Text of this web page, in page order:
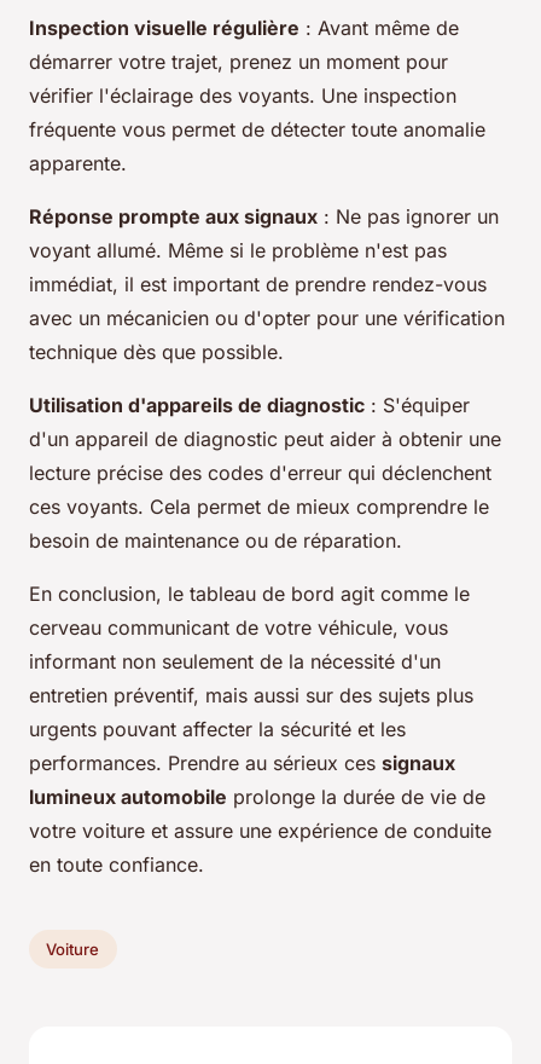
Inspection visuelle régulière : Avant même de
démarrer votre trajet, prenez un moment pour
vérifier l'éclairage des voyants. Une inspection
fréquente vous permet de détecter toute anomalie
apparente.
Réponse prompte aux signaux : Ne pas ignorer un
voyant allumé. Même si le problème n'est pas
immédiat, il est important de prendre rendez-vous
avec un mécanicien ou d'opter pour une vérification
technique dès que possible.
Utilisation d'appareils de diagnostic : S'équiper
d'un appareil de diagnostic peut aider à obtenir une
lecture précise des codes d'erreur qui déclenchent
ces voyants. Cela permet de mieux comprendre le
besoin de maintenance ou de réparation.
En conclusion, le tableau de bord agit comme le
cerveau communicant de votre véhicule, vous
informant non seulement de la nécessité d'un
entretien préventif, mais aussi sur des sujets plus
urgents pouvant affecter la sécurité et les
performances. Prendre au sérieux ces signaux
lumineux automobile prolonge la durée de vie de
votre voiture et assure une expérience de conduite
en toute confiance.
Voiture